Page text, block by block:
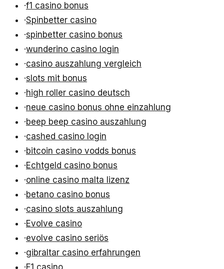
·f1 casino bonus
·Spinbetter casino
·spinbetter casino bonus
·wunderino casino login
·casino auszahlung vergleich
·slots mit bonus
·high roller casino deutsch
·neue casino bonus ohne einzahlung
·beep beep casino auszahlung
·cashed casino login
·bitcoin casino vodds bonus
·Echtgeld casino bonus
·online casino malta lizenz
·betano casino bonus
·casino slots auszahlung
·Evolve casino
·evolve casino seriös
·gibraltar casino erfahrungen